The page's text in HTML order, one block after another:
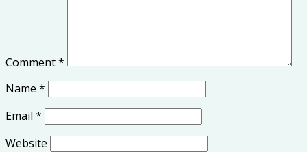
Comment*
Name *
Email *
Website